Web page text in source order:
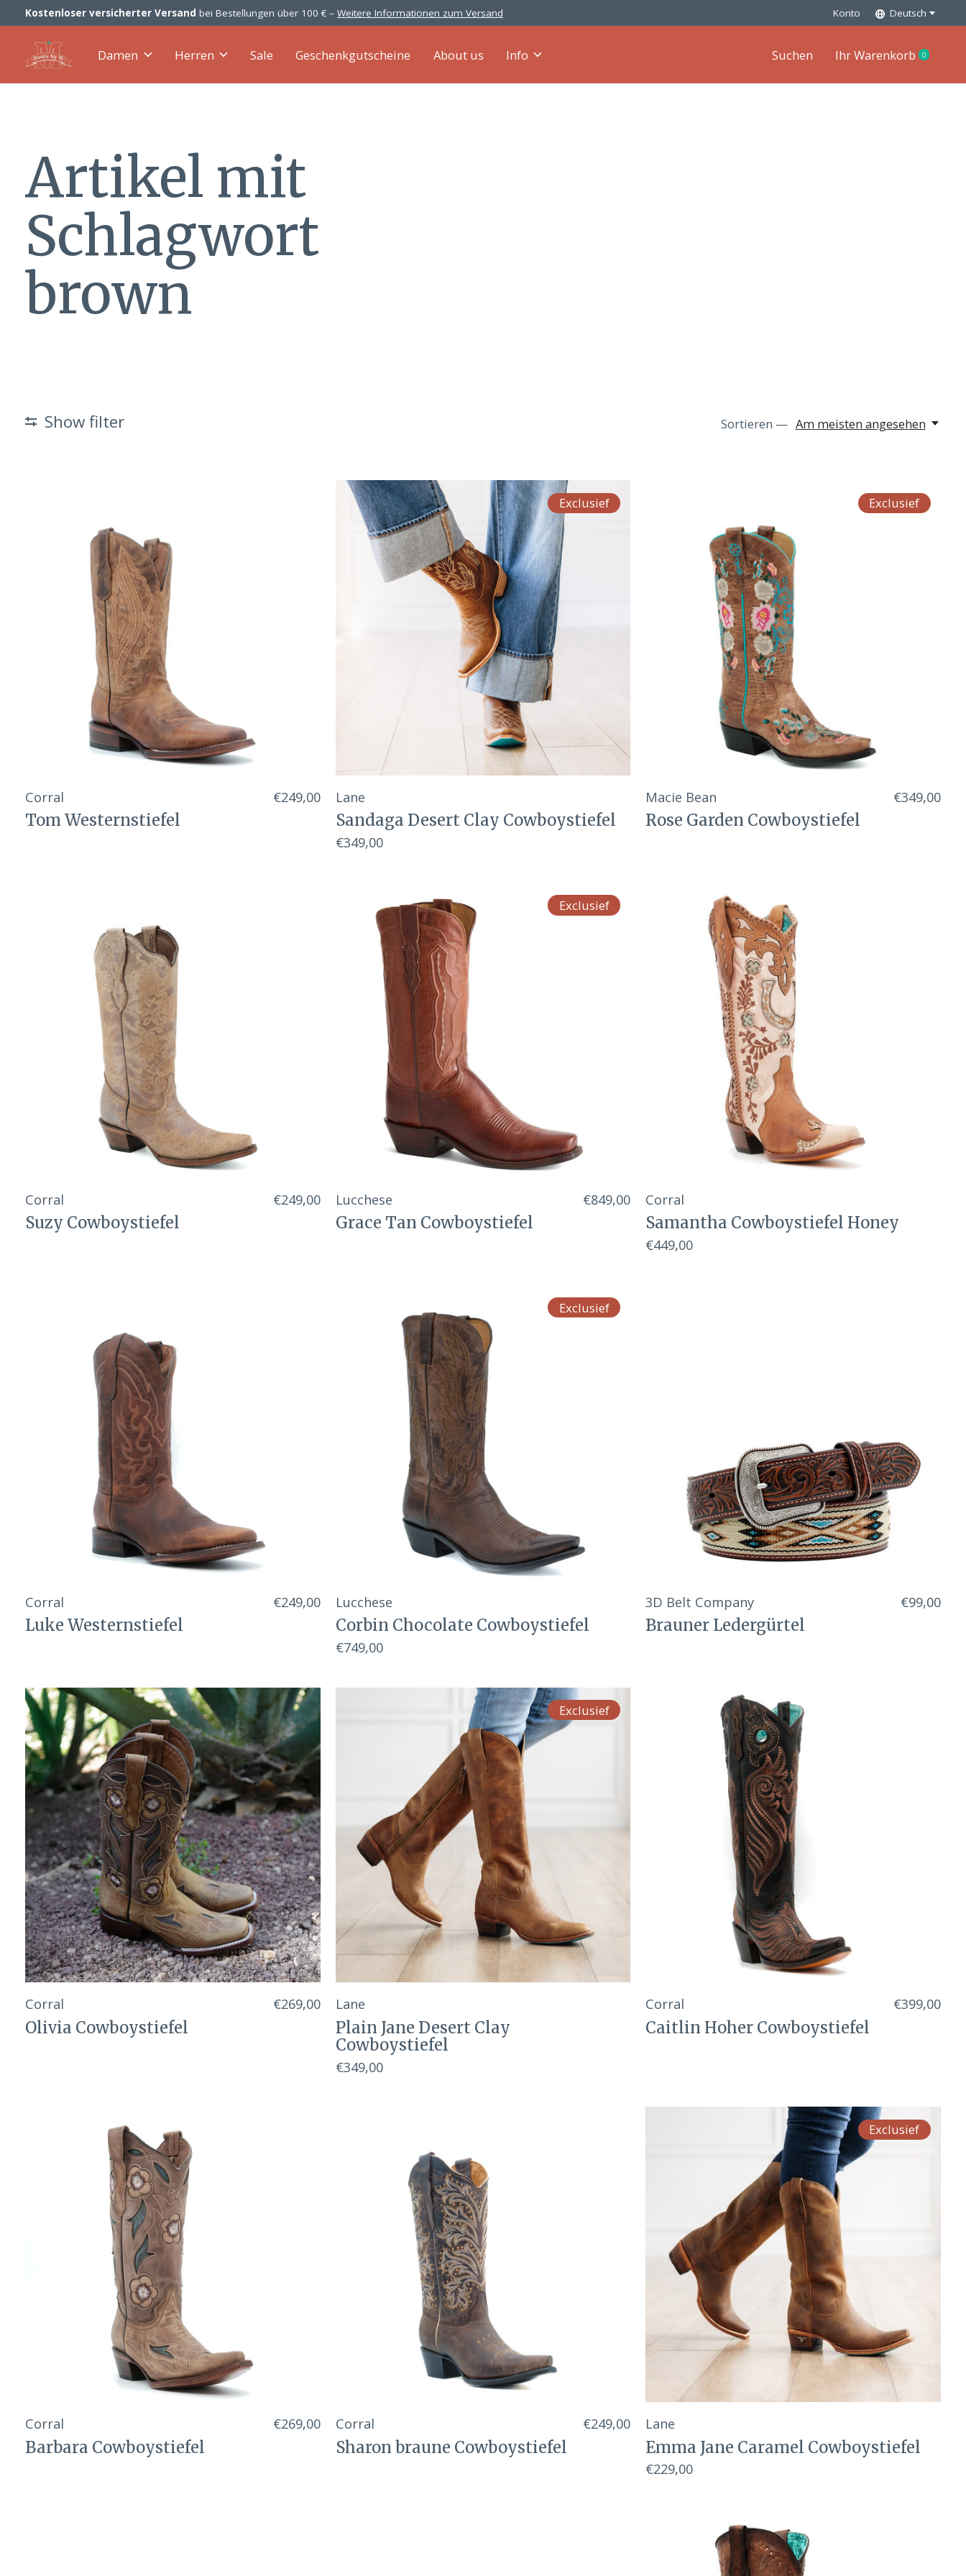
Kostenloser versicherter Versand bei Bestellungen über 100 € – Weitere Informationen zum Versand Konto Deutsch
Damen Herren Sale Geschenkgutscheine About us Info Suchen Ihr Warenkorb 0items
Artikel mit
Schlagwort
brown
Show filter Sortieren — Am meisten angesehen
Corral
Tom Westernstiefel
€249,00
Exclusief
Lane
Sandaga Desert Clay Cowboystiefel
€349,00
Exclusief
Macie Bean
Rose Garden Cowboystiefel
€349,00
Corral
Suzy Cowboystiefel
€249,00
Exclusief
Lucchese
Grace Tan Cowboystiefel
€849,00 Corral
Samantha Cowboystiefel Honey
€449,00
Corral
Luke Westernstiefel
€249,00
Exclusief
Lucchese
Corbin Chocolate Cowboystiefel
€749,00
3D Belt Company
Brauner Ledergürtel
€99,00
Corral
Olivia Cowboystiefel
€269,00
Exclusief
Lane
Plain Jane Desert Clay
Cowboystiefel
€349,00
Corral
Caitlin Hoher Cowboystiefel
€399,00
Corral
Barbara Cowboystiefel
€269,00 Corral
Sharon braune Cowboystiefel
€249,00
Exclusief
Lane
Emma Jane Caramel Cowboystiefel
€229,00